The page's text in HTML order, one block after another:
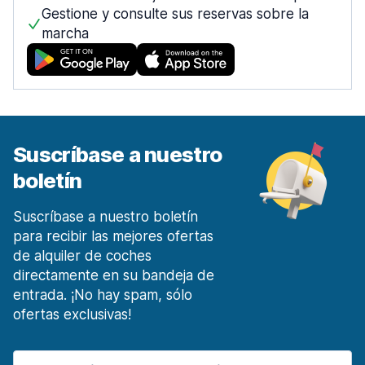
desde 12,55 € al día
Móstoles Centro de la ciudad
desde 27,22 € al día
Málaga Estación de tren
desde 14,97 € al día
Marbella
135 ofertas en 3 lugares
Murcia
185 ofertas en 4 lugares
Región de Murcia Aeropuerto Internacional
desde 17,14 € al día
Oviedo
Gestione y consulte sus reservas sobre la
marcha
Suscríbase a nuestro
boletín
Suscríbase a nuestro boletín
para recibir las mejores ofertas
de alquiler de coches
directamente en su bandeja de
entrada. ¡No hay spam, sólo
ofertas exclusivas!